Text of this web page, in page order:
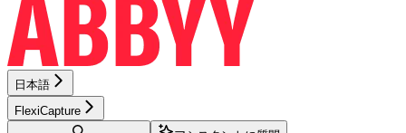
日本語
FlexiCapture